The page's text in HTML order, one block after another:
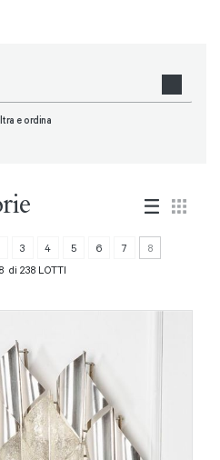
e ordina
di 238 LOTTI
3 4 5 6 7 8